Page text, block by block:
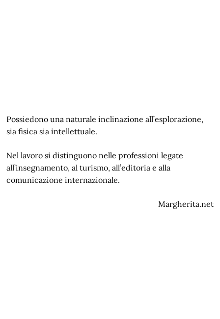
Possiedono una naturale inclinazione all’esplorazione,
sia fisica sia intellettuale.
Nel lavoro si distinguono nelle professioni legate
all’insegnamento, al turismo, all’editoria e alla
comunicazione internazionale.
Margherita.net